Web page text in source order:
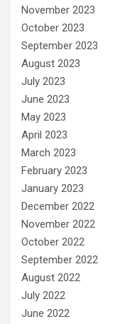
November 2023
October 2023
September 2023
August 2023
July 2023
June 2023
May 2023
April 2023
March 2023
February 2023
January 2023
December 2022
November 2022
October 2022
September 2022
August 2022
July 2022
June 2022